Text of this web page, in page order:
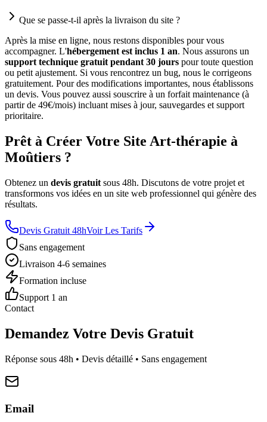
Que se passe-t-il après la livraison du site ?
Après la mise en ligne, nous restons disponibles pour vous
accompagner. L'hébergement est inclus 1 an. Nous assurons un
support technique gratuit pendant 30 jours pour toute question
ou petit ajustement. Si vous rencontrez un bug, nous le corrigeons
gratuitement. Pour des modifications importantes, nous établissons
un devis. Vous pouvez aussi souscrire à un forfait maintenance (à
partir de 49€/mois) incluant mises à jour, sauvegardes et support
prioritaire.
Prêt à Créer Votre Site Art-thérapie à
Moûtiers ?
Obtenez un devis gratuit sous 48h. Discutons de votre projet et
transformons vos idées en un site web professionnel qui génère des
résultats.
Devis Gratuit 48hVoir Les Tarifs
Sans engagement
Livraison 4-6 semaines
Formation incluse
Support 1 an
Contact
Demandez Votre Devis Gratuit
Réponse sous 48h • Devis détaillé • Sans engagement
Email